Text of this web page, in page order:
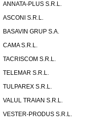
ANNATA-PLUS S.R.L.
ASCONI S.R.L.
BASAVIN GRUP S.A.
CAMA S.R.L.
TACRISCOM S.R.L.
TELEMAR S.R.L.
TULPAREX S.R.L.
VALUL TRAIAN S.R.L.
VESTER-PRODUS S.R.L.